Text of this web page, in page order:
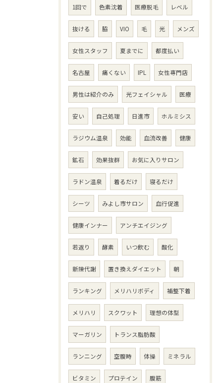
1回で 色素沈着 医療脱毛 レベル
抜ける 脇 VIO 毛 光 メンズ
女性スタッフ 夏までに 都度払い
名古屋 痛くない IPL 女性専門店
男性は紹介のみ 光フェイシャル 医療
安い 自己処理 日進市 ホルミシス
ラジウム温泉 効能 血流改善 健康
鉱石 効果抜群 お気に入りサロン
ラドン温泉 着るだけ 寝るだけ
シーツ みよし市サロン 血行促進
健康インナー アンチエイジング
若返り 酵素 いつ飲む 酸化
新陳代謝 置き換えダイエット 朝
ランキング メリハリボディ 補整下着
メリハリ スクワット 理想の体型
マーガリン トランス脂肪酸
ランニング 空腹時 体操 ミネラル
ビタミン プロテイン 腹筋